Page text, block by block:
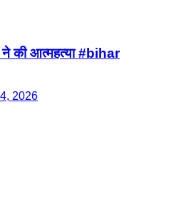
ने की आत्महत्या #bihar
2026